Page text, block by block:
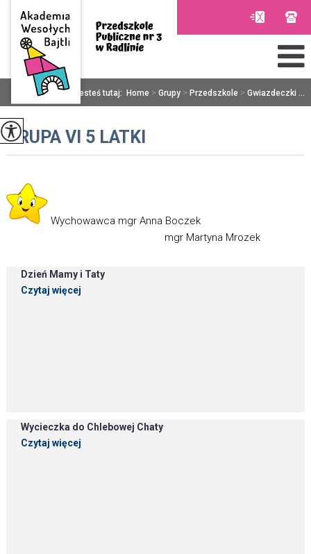
Jesteś tutaj: Home > Grupy > Przedszkole > Gwiazdeczki ...
GRUPA VI 5 LATKI
Wychowawca mgr Anna Boczek
mgr Martyna Mrozek
Dzień Mamy i Taty
Czytaj więcej
Wycieczka do Chlebowej Chaty
Czytaj więcej